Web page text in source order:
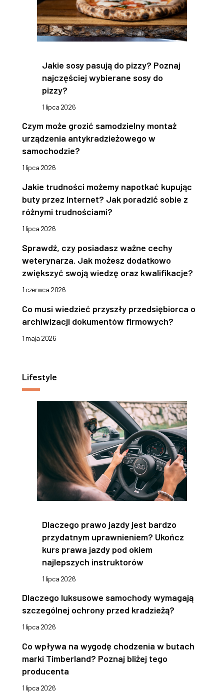
Jakie sosy pasują do pizzy? Poznaj
najczęściej wybierane sosy do
pizzy?
1 lipca 2026
Czym może grozić samodzielny montaż
urządzenia antykradzieżowego w
samochodzie?
1 lipca 2026
Jakie trudności możemy napotkać kupując
buty przez Internet? Jak poradzić sobie z
różnymi trudnościami?
1 lipca 2026
Sprawdź, czy posiadasz ważne cechy
weterynarza. Jak możesz dodatkowo
zwiększyć swoją wiedzę oraz kwalifikacje?
1 czerwca 2026
Co musi wiedzieć przyszły przedsiębiorca o
archiwizacji dokumentów firmowych?
1 maja 2026
Lifestyle
Dlaczego prawo jazdy jest bardzo
przydatnym uprawnieniem? Ukończ
kurs prawa jazdy pod okiem
najlepszych instruktorów
1 lipca 2026
Dlaczego luksusowe samochody wymagają
szczególnej ochrony przed kradzieżą?
1 lipca 2026
Co wpływa na wygodę chodzenia w butach
marki Timberland? Poznaj bliżej tego
producenta
1 lipca 2026